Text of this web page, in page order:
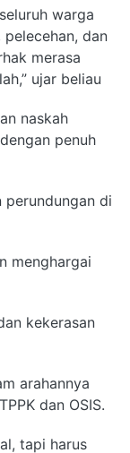
warga
dan
merasa
ujar beliau
naskah
penuh
perundungan di
menghargai
kekerasan
arahannya
dan OSIS.
tapi harus